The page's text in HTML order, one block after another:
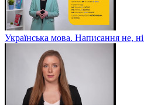
Українська мова. Написання не,